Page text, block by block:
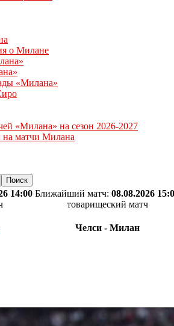
о Милане
«Милана»
«Милана» на сезон 2026-2027
на матчи Милана
14:00 Ближайший матч: 08.08.2026
товарищеский матч
Челси - Милан